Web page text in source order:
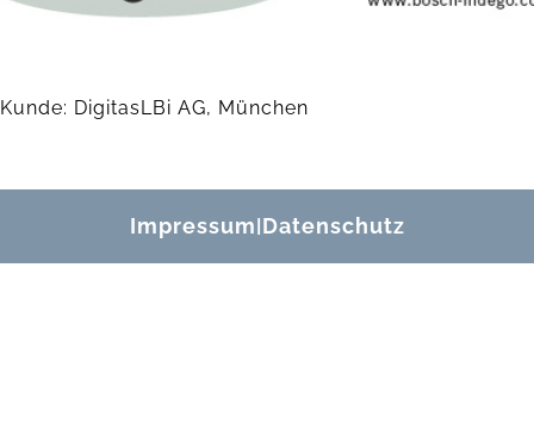
Kunde: DigitasLBi AG, München
Impressum|Datenschutz